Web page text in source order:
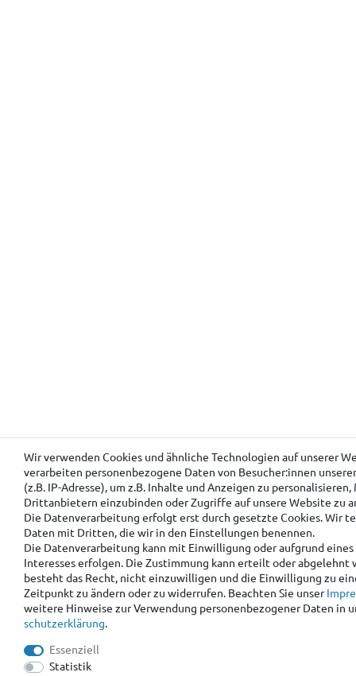
Wir verwenden Cookies und ähnliche Technologien auf unserer
verarbeiten personenbezogene Daten von Besucher:innen
(z.B. IP-Adresse), um z.B. Inhalte und Anzeigen zu
Drittanbietern einzubinden oder Zugriffe auf unsere Website zu
Die Datenverarbeitung erfolgt erst durch gesetzte Cookies. Wir
Daten mit Dritten, die wir in den Einstellungen benennen.
Die Datenverarbeitung kann mit Einwilligung oder aufgrund
Interesses erfolgen. Die Zustimmung kann erteilt oder abgelehnt
besteht das Recht, nicht einzuwilligen und die Einwilligung zu
Zeitpunkt zu ändern oder zu widerrufen. Beachten Sie unser
weitere Hinweise zur Verwendung personenbezogener Daten in
schutz­erklärung.
Essenziell
Statistik